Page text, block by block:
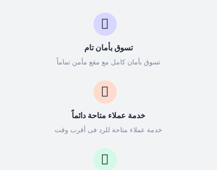
تسوق بأمان تام
تسوق بأمان كامل مع مقع مأمن تماماً
خدمة عملاء متاحة دائماً
خدمة عملاء متاحة للرد فى أقرب وقت